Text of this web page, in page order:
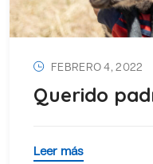
FEBRERO 4, 2022
Querido
Leer más